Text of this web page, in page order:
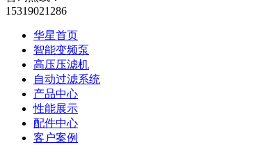
15319021286
华星首页
智能变频泵
高压压滤机
自动过滤系统
产品中心
性能展示
配件中心
客户案例